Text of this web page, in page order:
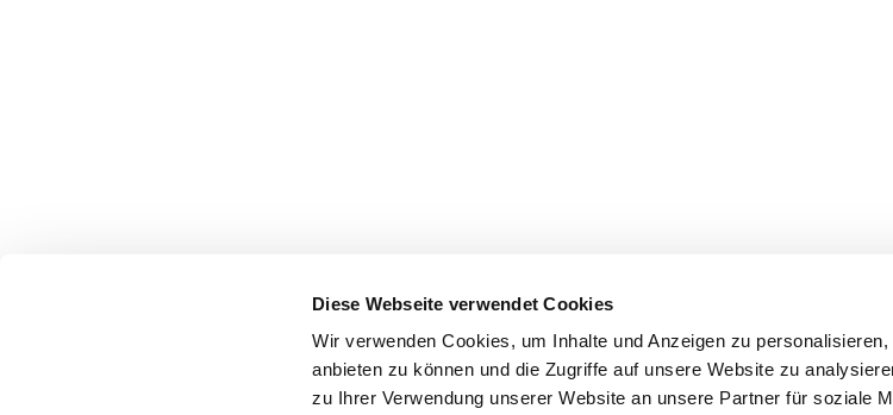
Diese Webseite verwendet Cookies
Wir verwenden Cookies, um Inhalte und Anzeigen zu
anbieten zu können und die Zugriffe auf unsere Website zu
zu Ihrer Verwendung unserer Website an unsere Partner für soziale